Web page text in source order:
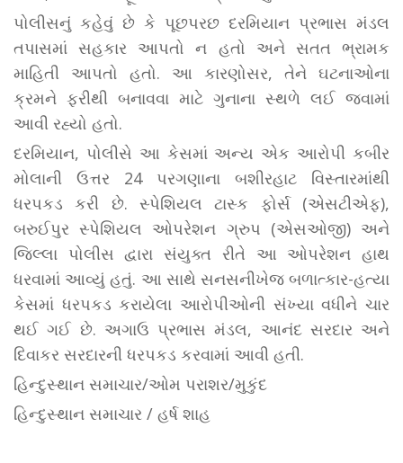
પોલીસનું કહેવું છે કે પૂછપરછ દરમિયાન પ્રભાસ મંડલ
તપાસમાં સહકાર આપતો ન હતો અને સતત ભ્રામક
માહિતી આપતો હતો. આ કારણોસર, તેને ઘટનાઓના
ક્રમને ફરીથી બનાવવા માટે ગુનાના સ્થળે લઈ જવામાં
આવી રહ્યો હતો.
દરમિયાન, પોલીસે આ કેસમાં અન્ય એક આરોપી કબીર
મોલાની ઉત્તર 24 પરગણાના બશીરહાટ વિસ્તારમાંથી
ધરપકડ કરી છે. સ્પેશિયલ ટાસ્ક ફોર્સ (એસટીએફ),
બરુઈપુર સ્પેશિયલ ઓપરેશન ગ્રુપ (એસઓજી) અને
જિલ્લા પોલીસ દ્વારા સંયુક્ત રીતે આ ઓપરેશન હાથ
ધરવામાં આવ્યું હતું. આ સાથે સનસનીખેજ બળાત્કાર-હત્યા
કેસમાં ધરપકડ કરાયેલા આરોપીઓની સંખ્યા વધીને ચાર
થઈ ગઈ છે. અગાઉ પ્રભાસ મંડલ, આનંદ સરદાર અને
દિવાકર સરદારની ધરપકડ કરવામાં આવી હતી.
હિન્દુસ્થાન સમાચાર/ઓમ પરાશર/મુકુંદ
હિન્દુસ્થાન સમાચાર / હર્ષ શાહ